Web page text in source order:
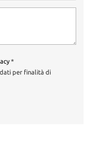
*
per finalità di